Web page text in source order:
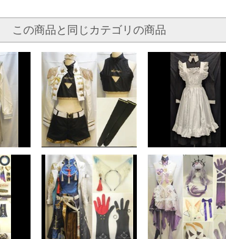
この商品と同じカテゴリの商品